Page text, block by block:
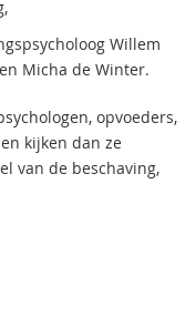
Willem
Micha de Winter.
opvoeders,
kijken dan ze
van de beschaving,